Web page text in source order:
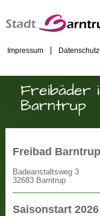
Impressum
Freibäder
Barntrup
Freibad Barntrup
Badeanstaltsweg 3
32683 Barntrup
Saisonstart 2026